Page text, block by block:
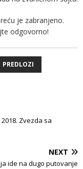
je zabranjeno.
odgovorno!
PREDLOZI
Zvezda sa
NEXT
ide na dugo putovanje